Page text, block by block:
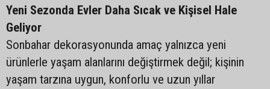
Yeni Sezonda Evler Daha Sıcak ve Kişisel Hale
Geliyor
Sonbahar dekorasyonunda amaç yalnızca yeni
ürünlerle yaşam alanlarını değiştirmek değil; kişinin
yaşam tarzına uygun, konforlu ve uzun yıllar